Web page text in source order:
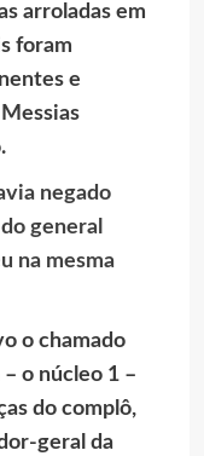
arroladas em
foram
e
negado
general
na mesma
o chamado
o núcleo 1 –
do complô,
geral da